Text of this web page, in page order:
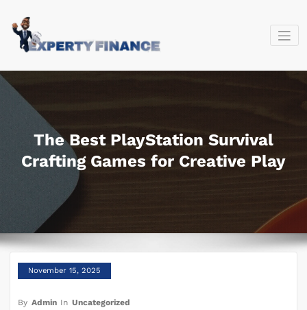
content
The Best PlayStation Survival
Crafting Games for Creative Play
November 15, 2025
By Admin In Uncategorized